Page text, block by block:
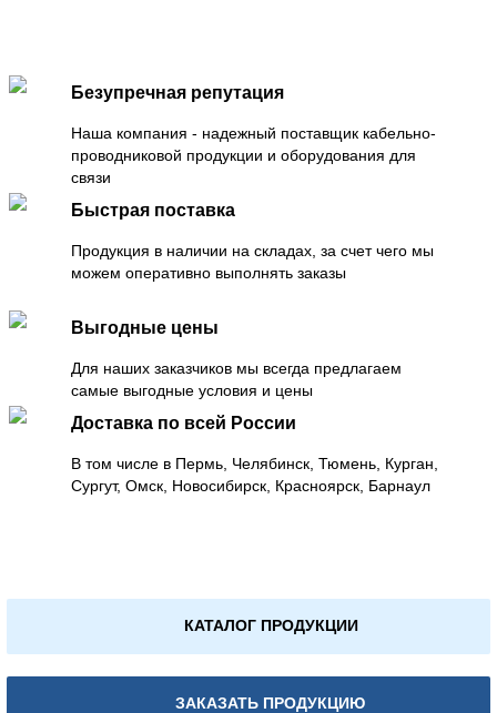
Безупречная репутация
Наша компания - надежный поставщик кабельно-
проводниковой продукции и оборудования для
связи
Быстрая поставка
Продукция в наличии на складах, за счет чего мы
можем оперативно выполнять заказы
Выгодные цены
Для наших заказчиков мы всегда предлагаем
самые выгодные условия и цены
Доставка по всей России
В том числе в Пермь, Челябинск, Тюмень, Курган,
Сургут, Омск, Новосибирск, Красноярск, Барнаул
КАТАЛОГ ПРОДУКЦИИ
ЗАКАЗАТЬ ПРОДУКЦИЮ